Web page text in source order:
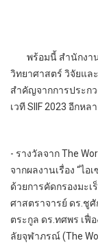
พร้อมนี้ สำนักงาน
วิทยาศาสตร์ วิจัยแล
สำคัญจากการประก
เวที SIIF 2023 อีกห
- รางวัลจาก The
จากผลงานเรื่อง “ไ
ด้วยการคัดกรองมะเ
ศาสตราจารย์ ดร.ชู
ตระกูล ดร.ทศพร เฟื่
ลัยจุฬาภรณ์ (The